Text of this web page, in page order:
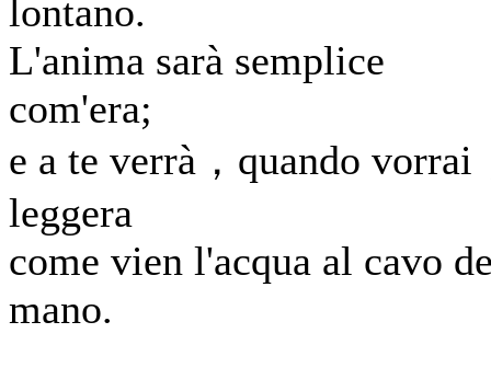
lontano.
L'anima sarà semplice
com'era;
e a te verrà，quando vorrai
leggera
come vien l'acqua al cavo
mano.